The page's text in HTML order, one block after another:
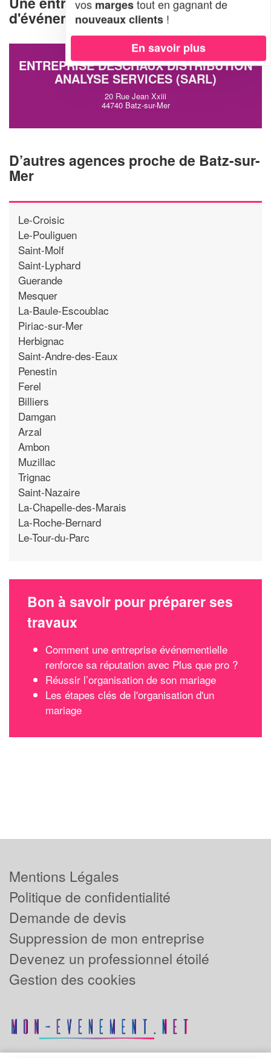
d'événements à Batz-sur-Mer (44740)
ENTREPRISE DESCHAUX DISTRIBUTION
ANALYSE SERVICES (SARL)
20 Rue Jean Xxiii
44740 Batz-sur-Mer
D’autres agences proche de Batz-sur-
Mer
Le-Croisic
Le-Pouliguen
Saint-Molf
Saint-Lyphard
Guerande
Mesquer
La-Baule-Escoublac
Piriac-sur-Mer
Herbignac
Saint-Andre-des-Eaux
Penestin
Ferel
Billiers
Damgan
Arzal
Ambon
Muzillac
Trignac
Saint-Nazaire
La-Chapelle-des-Marais
La-Roche-Bernard
Le-Tour-du-Parc
Bon à savoir pour préparer ses
travaux
Comment une entreprise événementielle
renforce sa réputation avec Plus que pro ?
Réussir l’organisation de son mariage
Les étapes clés de l'organisation d'un
mariage
vos margestout en gagnant de
nouveaux clients !
En savoir plus
Mentions Légales
Politique de confidentialité
Demande de devis
Suppression de mon entreprise
Devenez un professionnel étoilé
Gestion des cookies